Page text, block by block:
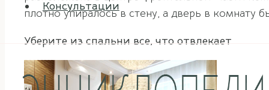
Консультации
плотно упиралось в стену, а дверь в комнату
Уберите из спальни все, что отвлекает